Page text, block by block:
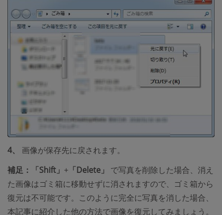
4、
画像が保存先に戻されます。
補足：「Shift」 + 「Delete」
で写真を削除した場合、消え
た画像はゴミ箱に移動せずに消されますので、ゴミ箱から
復元は不可能です。このように完全に写真を消した場合、
本記事に紹介した他の方法で画像を復元してみましょう。